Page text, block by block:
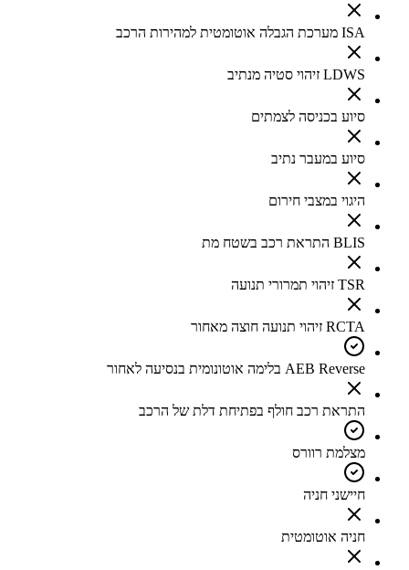
ISA מערכת הגבלה אוטומטית למהירות הרכב
LDWS זיהוי סטיה מנתיב
סיוע בכניסה לצמתים
סיוע במעבר נתיב
היגוי במצבי חירום
BLIS התראת רכב בשטח מת
TSR זיהוי תמרורי תנועה
RCTA זיהוי תנועה חוצה מאחור
AEB Reverse בלימה אוטונומית בנסיעה לאחור
התראת רכב חולף בפתיחת דלת של הרכב
מצלמת רוורס
חיישני חניה
חניה אוטומטית